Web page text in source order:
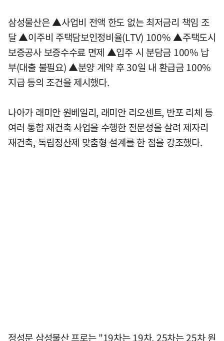
삼성물산은 ▲사업비 전액 한도 없는 최저금리 책임 조
달 ▲이주비 주택담보인정비율(LTV) 100% ▲주택도시
보증공사 보증수수료 면제 ▲입주 시 분담금 100% 납
부(대출 불필요) ▲분양 계약 후 30일 내 환급금 100%
지급 등의 조건을 제시했다.
나아가 래미안 원베일리, 래미안 리오센트, 반포 리체 등
여러 통합 재건축 사업을 수행한 전문성을 살려 제자리
재건축, 독립정산제 맞춤형 설계를 한 점을 강조했다.
정성문 삼성물산 프로는 "19차는 19차, 25차는 25차 원